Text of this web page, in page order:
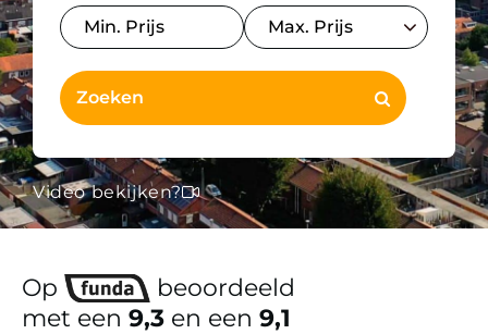
Video bekijken?
Op
beoordeeld
met een 9,3 en een 9,1